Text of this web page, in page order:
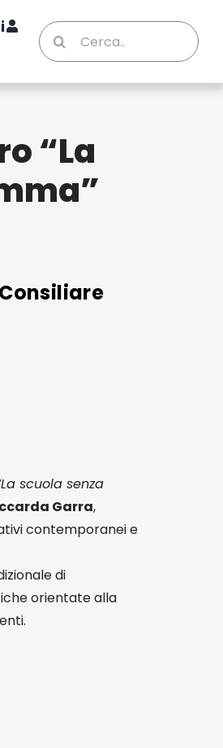
Cerca
per:
“La
scuola senza
Garra,
contemporanei e
di
orientate alla